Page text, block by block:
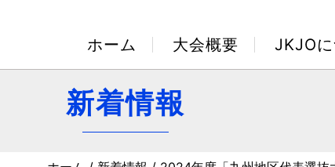
ホーム 大会概要 JKJO
新着情報